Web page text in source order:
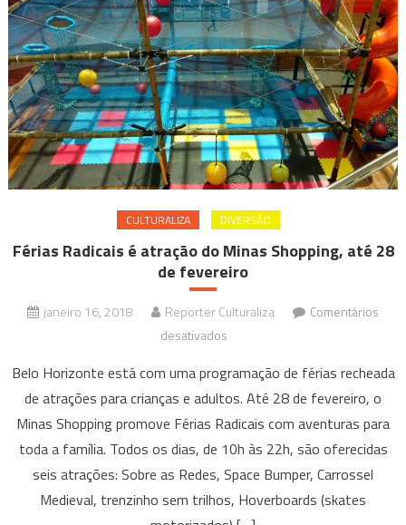
Shopping
CULTURALIZA DIVERSÃO
Férias Radicais é atração do Minas Shopping, até 28
de fevereiro
janeiro 16, 2018 Reporter Culturaliza
Comentários
desativados
Radicais
é
atração
do
Minas
Shopping,
até
Belo Horizonte está com uma programação de férias recheada
de atrações para crianças e adultos. Até 28 de fevereiro, o
Minas Shopping promove Férias Radicais com aventuras para
toda a família. Todos os dias, de 10h às 22h, são oferecidas
seis atrações: Sobre as Redes, Space Bumper, Carrossel
Medieval, trenzinho sem trilhos, Hoverboards (skates